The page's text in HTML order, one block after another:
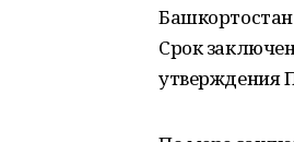
Срок
утверждения